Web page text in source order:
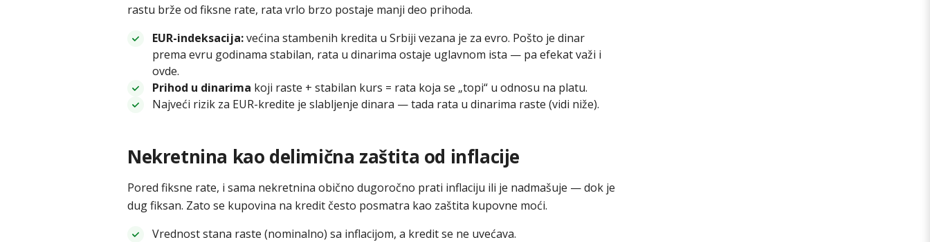
rastu brže od fiksne rate, rata vrlo brzo postaje manji deo prihoda.
EUR-indeksacija:većina stambenih kredita u Srbiji vezana je za evro. Pošto je dinar
prema evru godinama stabilan, rata u dinarima ostaje uglavnom ista — pa efekat važi i
ovde.
Prihod u dinarima koji raste + stabilan kurs = rata koja se „topi“ u odnosu na platu.
Najveći rizik za EUR-kredite je slabljenje dinara — tada rata u dinarima raste (vidi niže).
Nekretnina kao delimična zaštita od inflacije
Pored fiksne rate, i sama nekretnina obično dugoročno prati inflaciju ili je nadmašuje — dok je
dug fiksan. Zato se kupovina na kredit često posmatra kao zaštita kupovne moći.
Vrednost stana raste (nominalno) sa inflacijom, a kredit se ne uvećava.